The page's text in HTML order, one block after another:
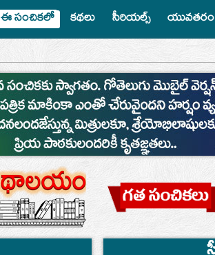
ఈ సంచికలో కథలు సీరియల్స్ యువతరం